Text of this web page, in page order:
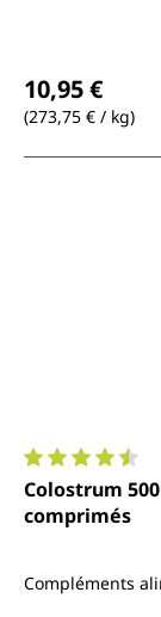
10,95 €
(273,75 € / kg)
Note
Colostrum
comprimés
Compléments